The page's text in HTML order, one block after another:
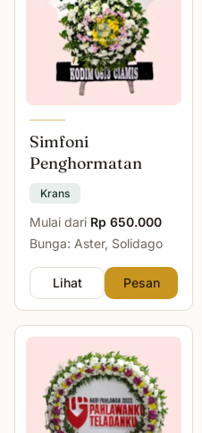
Simfoni
Penghormatan
Krans
Mulai dari Rp 650.000
Bunga: Aster, Solidago
Lihat Pesan